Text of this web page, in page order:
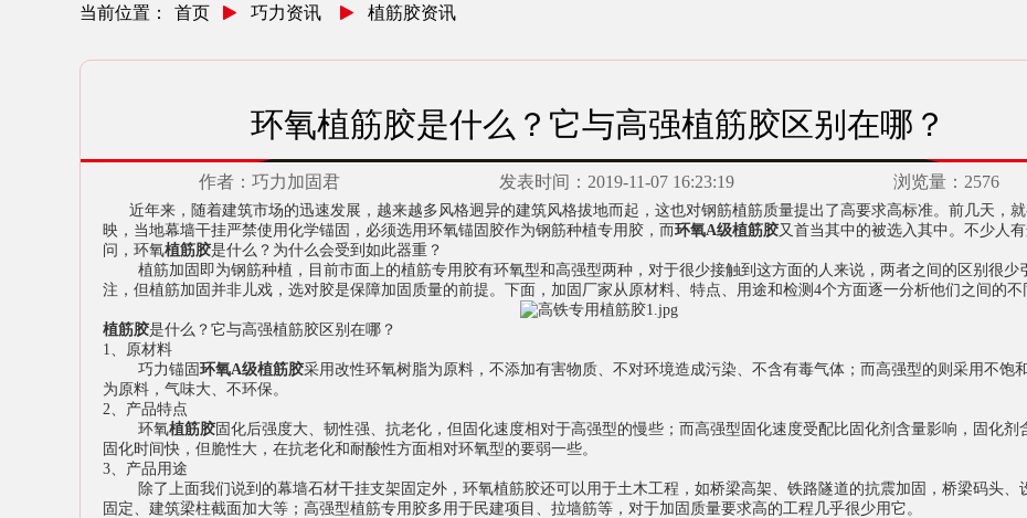
当前位置： 首页 巧力资讯 植筋胶资讯
环氧植筋胶是什么？它与高强植筋胶区别在哪？
作者： 巧力加固君 发表时间： 2019-11-07 16:23:19 浏览量： 2576
近年来，随着建筑市场的迅速发展，越来越多风格迥异的建筑风格拔地而起，这也对钢筋植筋质量提出了高要求高标准。前几天，就
映，当地幕墙干挂严禁使用化学锚固，必须选用环氧锚固胶作为钢筋种植专用胶，而环氧A级植筋胶又首当其中的被选入其中。不少人
问，环氧植筋胶是什么？为什么会受到如此器重？
植筋加固即为钢筋种植，目前市面上的植筋专用胶有环氧型和高强型两种，对于很少接触到这方面的人来说，两者之间的区别很少
注，但植筋加固并非儿戏，选对胶是保障加固质量的前提。下面，加固厂家从原材料、特点、用途和检测4个方面逐一分析他们之间的不
植筋胶是什么？它与高强植筋胶区别在哪？
1、原材料
巧力锚固 环氧A级植筋胶采用改性环氧树脂为原料，不添加有害物质、不对环境造成污染、不含有毒气体；而高强型的则采用不饱
为原料，气味大、不环保。
2、产品特点
环氧植筋胶固化后强度大、韧性强、抗老化，但固化速度相对于高强型的慢些；而高强型固化速度受配比固化剂含量影响，固化剂
固化时间快，但脆性大，在抗老化和耐酸性方面相对环氧型的要弱一些。
3、产品用途
除了上面我们说到的幕墙石材干挂支架固定外，环氧植筋胶还可以用于土木工程，如桥梁高架、铁路隧道的抗震加固，桥梁码头、
固定、建筑梁柱截面加大等；高强型植筋专用胶多用于民建项目、拉墙筋等，对于加固质量要求高的工程几乎很少用它。